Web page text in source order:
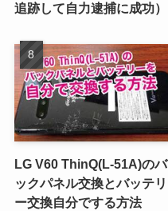
追跡して自力逮捕に成功）
LG V60 ThinQ(L-51A)のバ
ックパネル交換とバッテリ
ー交換自分でする方法